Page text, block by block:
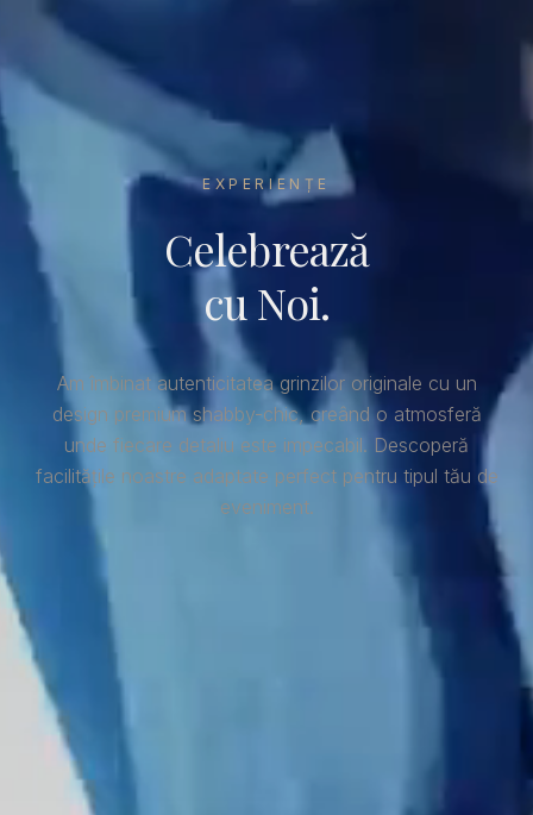
EXPERIENȚE
Celebrează
cu Noi.
Am îmbinat autenticitatea grinzilor originale cu un
design premium shabby-chic, creând o atmosferă
unde fiecare detaliu este impecabil. Descoperă
facilitățile noastre adaptate perfect pentru tipul tău de
eveniment.